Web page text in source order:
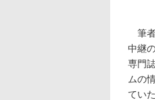
筆者
中継
専門
ムの
てい